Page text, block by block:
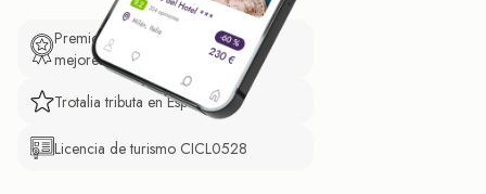
Premio de El Confidencial a las
mejores prácticas empresariales.
Trotalia tributa en España
Licencia de turismo CICL0528